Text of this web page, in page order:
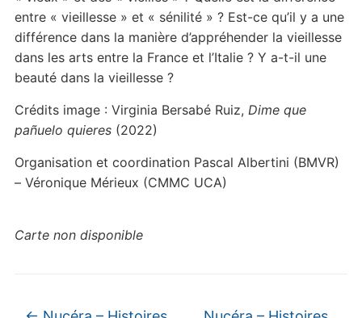
entre « vieillesse » et « sénilité » ? Est-ce qu’il y a une
différence dans la manière d’appréhender la vieillesse
dans les arts entre la France et l’Italie ? Y a-t-il une
beauté dans la vieillesse ?
Crédits image : Virginia Bersabé Ruiz, Dime que
pañuelo quieres(2022)
Organisation et coordination Pascal Albertini (BMVR)
– Véronique Mérieux (CMMC UCA)
Carte non disponible